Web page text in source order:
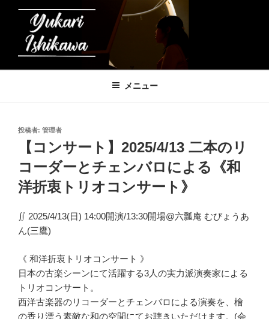
石川友香理の音楽帳
メニュー
投
投稿者: 管理者
【コンサート】2025/4/13 二本のリ
コーダーとチェンバロによる《和
洋折衷トリオコンサート》
∬ 2025/4/13(日) 14:00開演/13:30開場@六瓢庵 むびょうあ
ん(三鷹)
《 和洋折衷トリオコンサート 》
日本の古楽シーンにて活躍する3人の実力派演奏家による
トリオコンサート。
西洋古楽器のリコーダーとチェンバロによる演奏を、檜
の香り漂う素敵な和の空間にてお聴きいただけます。(会